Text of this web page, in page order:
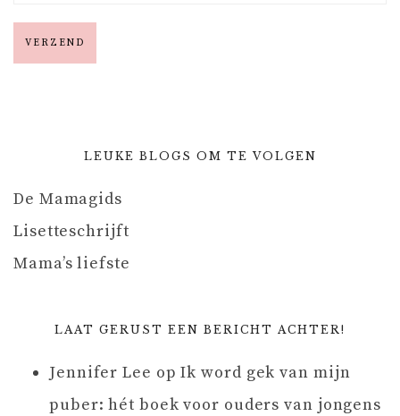
LEUKE BLOGS OM TE VOLGEN
De Mamagids
Lisetteschrijft
Mama’s liefste
LAAT GERUST EEN BERICHT ACHTER!
Jennifer Lee opIk word gek van mijn
puber: hét boek voor ouders van jongens